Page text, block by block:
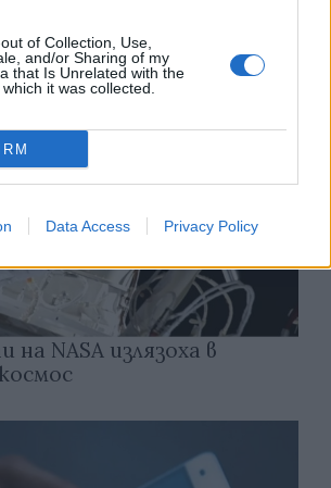
of Collection, Use,
and/or Sharing of my
that Is Unrelated with the
it was collected.
Data Access Privacy Policy
NASA излязоха в